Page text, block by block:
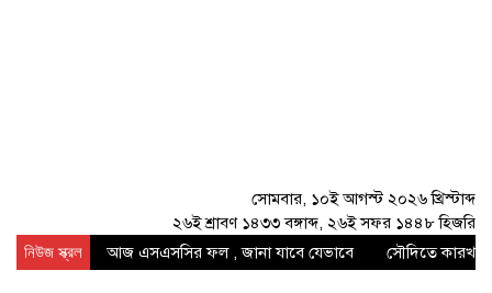
সোমবার, ১০ই আগস্ট ২০২৬ খ্রিস্টাব্দ
২৬ই শ্রাবণ ১৪৩৩ বঙ্গাব্দ, ২৬ই সফর ১৪৪৮ হিজরি
নিউজ স্ক্রল আজ এসএসসির ফল , জানা যাবে যেভাবে সৌদিতে